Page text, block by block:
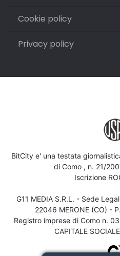
Cookie policy
Privacy policy
BitCity e' una testata
di Como , n. 21/
Iscrizione
G11 MEDIA S.R.L. - Sede
22046 MERONE (CO) -
Registro imprese di Como n.
CAPITALE